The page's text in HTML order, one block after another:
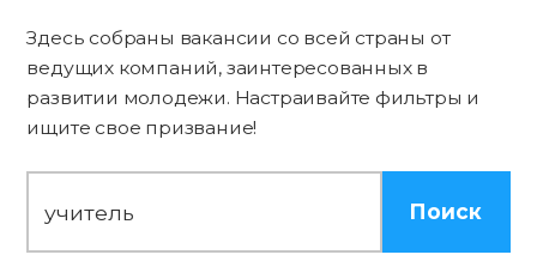
Здесь собраны вакансии со всей страны от
ведущих компаний, заинтересованных в
развитии молодежи. Настраивайте фильтры и
ищите свое призвание!
Поиск